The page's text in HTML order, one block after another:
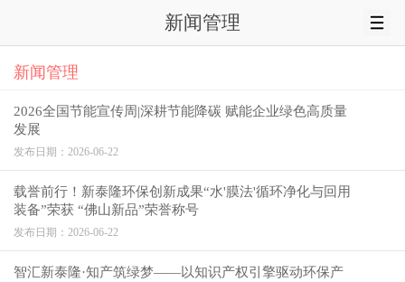
新闻管理
新闻管理
2026全国节能宣传周|深耕节能降碳 赋能企业绿色高质量
发展
发布日期：2026-06-22
载誉前行！新泰隆环保创新成果“水'膜法'循环净化与回用
装备”荣获 “佛山新品”荣誉称号
发布日期：2026-06-22
智汇新泰隆·知产筑绿梦——以知识产权引擎驱动环保产